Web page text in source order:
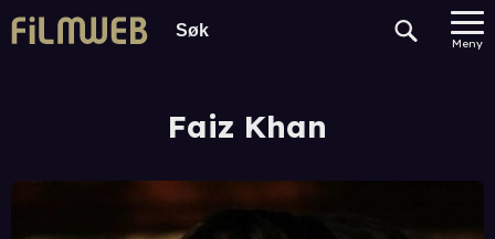
Meny
Faiz Khan